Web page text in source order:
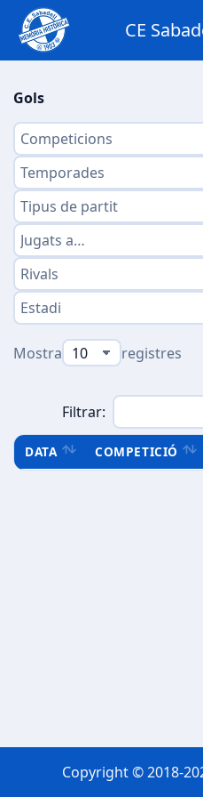
CE
Gols
Mostra registres
Filtrar:
DATA COMPETICIÓ
Copyright © 2018-